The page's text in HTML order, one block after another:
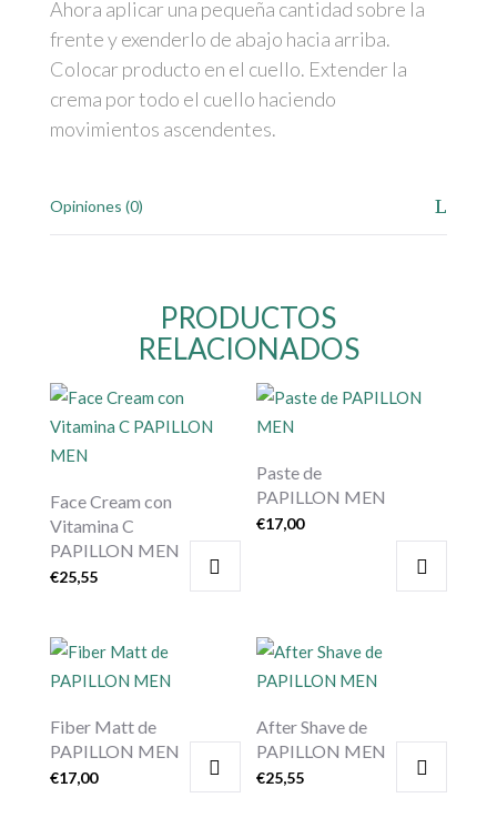
Ahora aplicar una pequeña cantidad sobre la
frente y exenderlo de abajo hacia arriba.
Colocar producto en el cuello. Extender la
crema por todo el cuello haciendo
movimientos ascendentes.
Opiniones (0)
PRODUCTOS
RELACIONADOS
Face Cream con
Vitamina C
PAPILLON MEN
€25,55
Paste de
PAPILLON MEN
€17,00
Fiber Matt de
PAPILLON MEN
€17,00
After Shave de
PAPILLON MEN
€25,55